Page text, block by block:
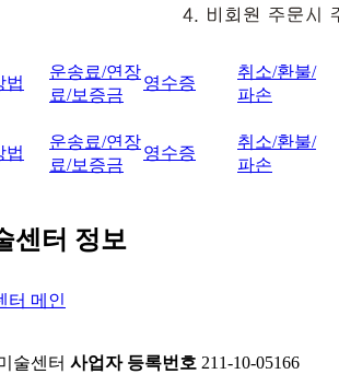
법
운송료/연장
료/보증금
영수증
취소/환불/
파손
법
운송료/연장
료/보증금
영수증
취소/환불/
파손
센터 정보
술센터 사업자 등록번호 211-10-05166